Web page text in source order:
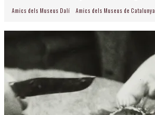
Amics dels Museus Dalí Amics dels Museus de Catalunya